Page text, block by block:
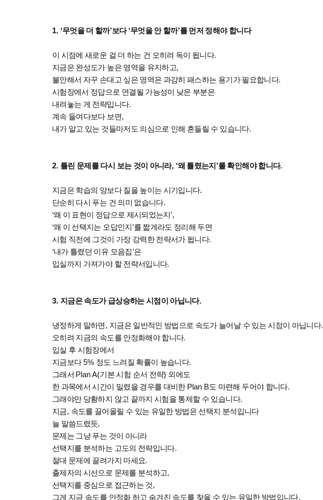
1. ‘무엇을 더 할까’보다‘무엇을 안 할까’를 먼저 정해야 합니다
이 시점에 새로운 걸 더 하는 건 오히려 독이 됩니다.
지금은 완성도가 높은 영역을 유지하고,
불안해서 자꾸 손대고 싶은 영역은 과감히 패스하는 용기가 필요합니다.
시험장에서 정답으로 연결될 가능성이 낮은 부분은
내려놓는 게 전략입니다.
계속 들여다보다 보면,
내가 알고 있는 것들마저도 의심으로 인해 흔들릴 수 있습니다.
2. 틀린 문제를 다시 보는 것이 아니라, ‘왜 틀렸는지 ’를 확인해야 합니다.
지금은 학습의 양보다 질을 높이는 시기입니다.
단순히 다시 푸는 건 의미 없습니다.
‘왜 이 표현이 정답으로 제시되었는지 ’,
‘왜 이 선택지는 오답인지 ’를 짧게라도 정리해 두면
시험 직전에 그것이 가장 강력한 전략서가 됩니다.
‘내가 틀렸던 이유 모음집’은
입실까지 가져가야 할 전략서입니다.
3. 지금은 속도가 급상승하는 시점이 아닙니다.
냉정하게 말하면 , 지금은 일반적인 방법으로 속도가 늘어날 수 있는 시점이 아닙니다.
오히려 지금의 속도를 안정화해야 합니다.
입실 후 시험장에서
지금보다5% 정도 느려질 확률이 높습니다.
그래서 Plan A(기본 시험 순서 전략) 외에도
한 과목에서 시간이 밀렸을 경우를 대비한 Plan B도 마련해 두어야 합니다.
그래야만 당황하지 않고 끝까지 시험을 통제할 수 있습니다.
지금, 속도를 끌어올릴 수 있는 유일한 방법은 선택지 분석입니다
늘 말씀드렸듯,
문제는 그냥 푸는 것이 아니라
선택지를 분석하는 고도의 전략입니다.
절대 문제에 끌려가지 마세요.
출제자의 시선으로 문제를 분석하고,
선택지를 중심으로 접근하는 것,
그게 지금 속도를 안정화 하고 숨겨진 속도를 찾을 수 있는 유일한 방법입니다.